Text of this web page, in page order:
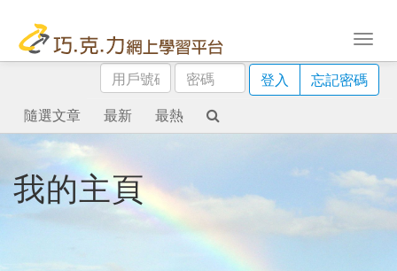
用
戶
號
碼
密
碼
登入
忘記密碼
隨選文章
最新 最熱
我的主頁